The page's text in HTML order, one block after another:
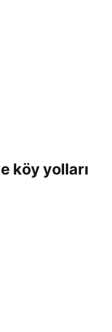
köy yolları